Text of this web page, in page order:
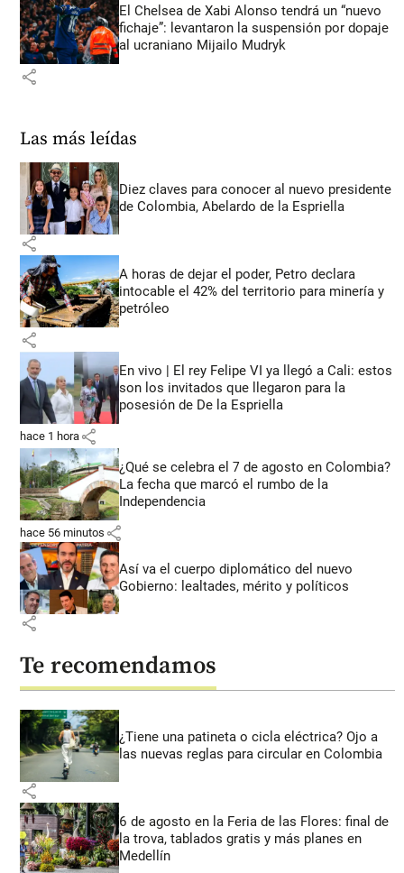
El Chelsea de Xabi Alonso tendrá un “nuevo
fichaje”: levantaron la suspensión por dopaje
al ucraniano Mijailo Mudryk
share
Las más leídas
Diez claves para conocer al nuevo presidente
de Colombia, Abelardo de la Espriella
share
A horas de dejar el poder, Petro declara
intocable el 42% del territorio para minería y
petróleo
share
En vivo | El rey Felipe VI ya llegó a Cali: estos
son los invitados que llegaron para la
posesión de De la Espriella
hace 1 hora share
¿Qué se celebra el 7 de agosto en Colombia?
La fecha que marcó el rumbo de la
Independencia
hace 56 minutos share
Así va el cuerpo diplomático del nuevo
Gobierno: lealtades, mérito y políticos
share
Te recomendamos
¿Tiene una patineta o cicla eléctrica? Ojo a
las nuevas reglas para circular en Colombia
share
6 de agosto en la Feria de las Flores: final de
la trova, tablados gratis y más planes en
Medellín